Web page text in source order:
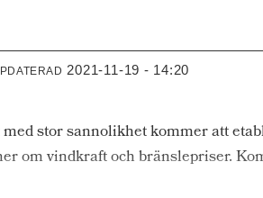
2021-11-19 - 14:20
stor sannolikhet kommer att
om vindkraft och bränslepriser.